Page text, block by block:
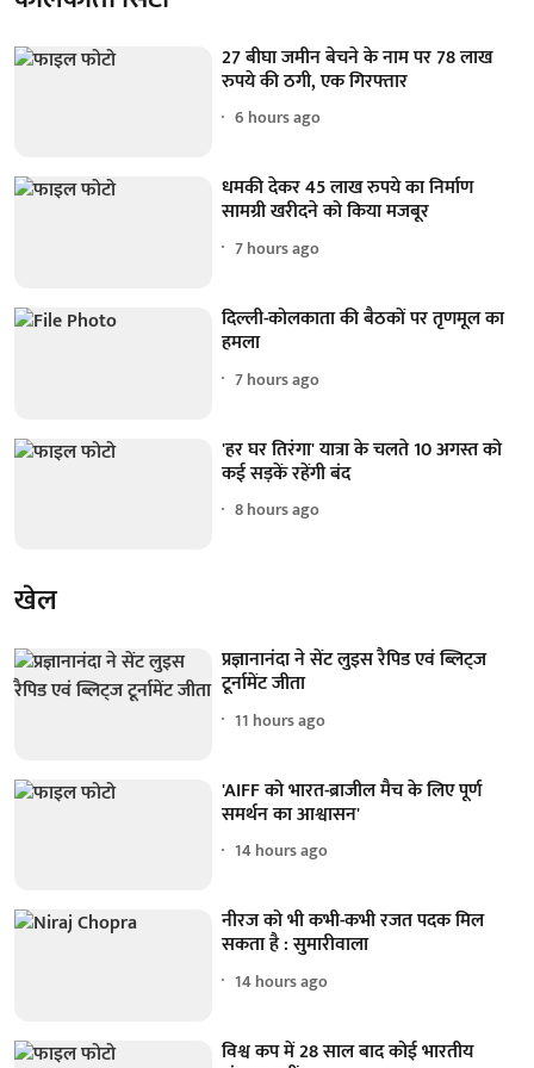
27 बीघा जमीन बेचने के नाम पर 78 लाख
रुपये की ठगी, एक गिरफ्तार
6 hours ago
धमकी देकर 45 लाख रुपये का निर्माण
सामग्री खरीदने को किया मजबूर
7 hours ago
दिल्ली-कोलकाता की बैठकों पर तृणमूल का
हमला
7 hours ago
'हर घर तिरंगा' यात्रा के चलते 10 अगस्त को
कई सड़कें रहेंगी बंद
8 hours ago
खेल
प्रज्ञानानंदा ने सेंट लुइस रैपिड एवं ब्लिट्ज
टूर्नामेंट जीता
11 hours ago
'AIFF को भारत-ब्राजील मैच के लिए पूर्ण
समर्थन का आश्वासन'
14 hours ago
नीरज को भी कभी-कभी रजत पदक मिल
सकता है : सुमारीवाला
14 hours ago
विश्व कप में 28 साल बाद कोई भारतीय